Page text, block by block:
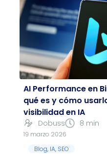
AI Performance en
qué es y cómo
visibilidad en IA
Dobuss 8 min
19 marzo 2026
Blog, IA, SEO